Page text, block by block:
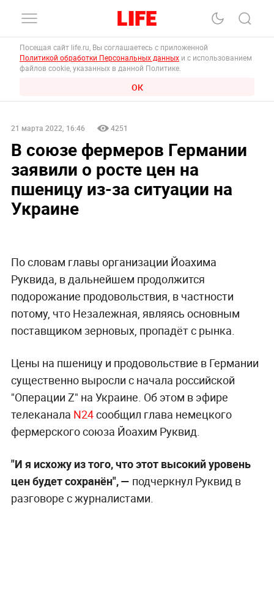
Посещая сайт life.ru, Вы соглашаетесь с приложенной
Политикой обработки Персональных данных и с использованием
файлов cookie, указанных в данной Политике.
ОК
21 марта 2022, 16:46 4251
В союзе фермеров Германии
заявили о росте цен на
пшеницу из-за ситуации на
Украине
По словам главы организации Йоахима
Руквида, в дальнейшем продолжится
подорожание продовольствия, в частности
потому, что Незалежная, являясь основным
поставщиком зерновых, пропадёт с рынка.
Цены на пшеницу и продовольствие в Германии
существенно выросли с начала российской
"Операции Z" на Украине. Об этом в эфире
телеканала N24сообщил глава немецкого
фермерского союза Йоахим Руквид.
"И я исхожу из того, что этот высокий уровень
цен будет сохранён", — подчеркнул Руквид в
разговоре с журналистами.